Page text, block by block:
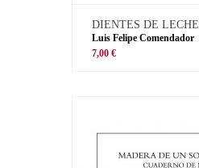
DIENTES DE LECHE
Luis Felipe Comendador
7,00 €